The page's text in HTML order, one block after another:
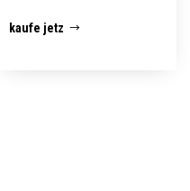
kaufe jetz